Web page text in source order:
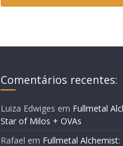
Comentários recentes:
Luiza Edwiges em Fullmetal
Star of Milos + OVAs
Rafael em Fullmetal